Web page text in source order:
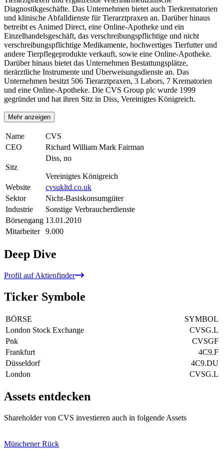
Diagnostikgeschäfte. Das Unternehmen bietet auch Tierkrematorien
und klinische Abfalldienste für Tierarztpraxen an. Darüber hinaus
betreibt es Animed Direct, eine Online-Apotheke und ein
Einzelhandelsgeschäft, das verschreibungspflichtige und nicht
verschreibungspflichtige Medikamente, hochwertiges Tierfutter und
andere Tierpflegeprodukte verkauft, sowie eine Online-Apotheke.
Darüber hinaus bietet das Unternehmen Bestattungsplätze,
tierärztliche Instrumente und Überweisungsdienste an. Das
Unternehmen besitzt 506 Tierarztpraxen, 3 Labors, 7 Krematorien
und eine Online-Apotheke. Die CVS Group plc wurde 1999
gegründet und hat ihren Sitz in Diss, Vereinigtes Königreich.
Mehr anzeigen
Name
CVS
CEO
Richard William Mark Fairman
Sitz
Diss, no
Vereinigtes Königreich
Website
cvsukltd.co.uk
Sektor
Nicht-Basiskonsumgüter
Industrie
Sonstige Verbraucherdienste
Börsengang 13.01.2010
Mitarbeiter
9.000
Deep Dive
Profil auf Aktienfinder
Ticker Symbole
BÖRSE
SYMBOL
London Stock Exchange
CVSG.L
Pnk
CVSGF
Frankfurt
4C9.F
Düsseldorf
4C9.DU
London
CVSG.L
Assets entdecken
Shareholder von CVS investieren auch in folgende Assets
Münchener Rück